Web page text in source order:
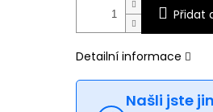
Přidat
Detailní informace
Našli jste